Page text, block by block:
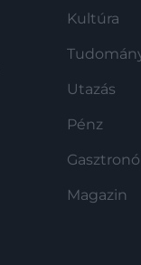
Kultúra
Utazás
Pénz
Magazin